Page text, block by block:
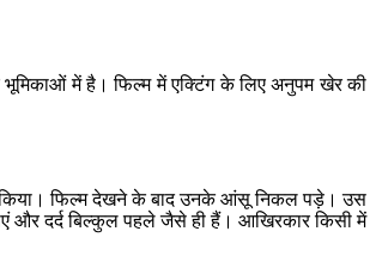
भूमिकाओं में है। फिल्म में एक्टिंग के लिए अनुपम खेर की
किया। फिल्म देखने के बाद उनके आंसू निकल पड़े। उस
और दर्द बिल्कुल पहले जैसे ही हैं। आखिरकार किसी में